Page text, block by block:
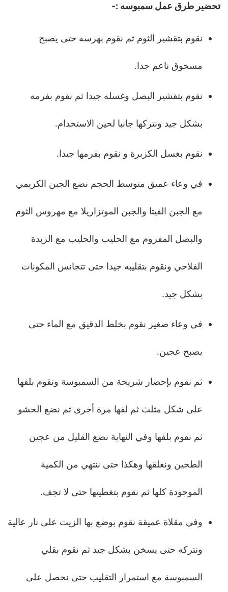
تحضير طرق عمل سمبوسه :-
نقوم بتقشير الثوم ثم نقوم بهرسه حتى يصبح
مسحوق ناعم جدا.
نقوم بتقشير البصل وغسله جيدا ثم نقوم بفرمه
بشكل جيد ونتركها جانبا لحين الاستخدام.
نقوم بغسل الكزبرة و نقوم بفرمها جيدا.
في وعاء عميق متوسط الحجم نضع الجبن الكريمي
مع الجبن الفيتا والجبن الموتزاريلا مع مهروس الثوم
والبصل المفروم مع الحليب والحليب مع الزبدة
الفلاحي ونقوم بتقليبه جيدا حتى تتجانس المكونات
بشكل جيد.
في وعاء صغير نقوم بخلط الدقيق مع الماء حتى
يصبح عجين.
ثم نقوم بإحضار شريحة من السمبوسة ونقوم بلفها
على شكل مثلث ثم لفها مرة أخرى ثم نضع الحشو
ثم نقوم بلفها وفي النهاية نضع القليل من عجين
الطحين ونغلقها وهكذا حتى ننتهي من الكمية
الموجودة كلها ثم نقوم بتغطيتها حتى لا تجف.
وفي مقلاة عميقة نقوم بوضع بها الزيت على نار عالية
ونتركه حتى يسخن بشكل جيد ثم نقوم بقلي
السمبوسة مع استمرار التقليب حتى نحصل على